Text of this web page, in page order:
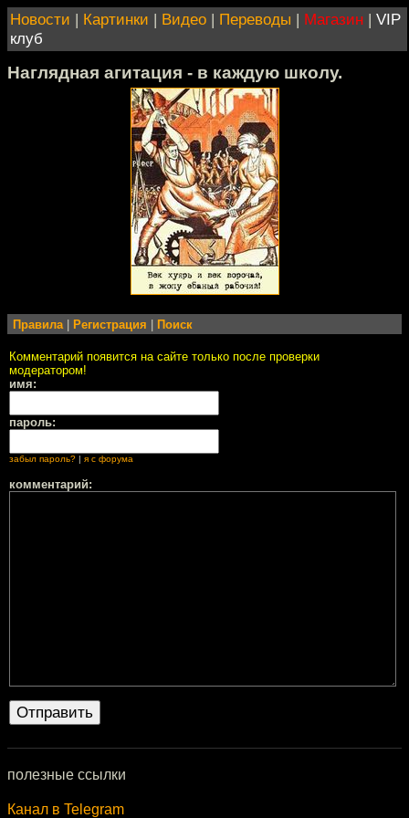
Новости | Картинки | Видео | Переводы | Магазин | VIP
клуб
Наглядная агитация - в каждую школу.
Правила Регистрация Поиск
Комментарий появится на сайте только после проверки
модератором!
имя:
пароль:
забыл пароль? | я с форума
комментарий:
полезные ссылки
Канал в Telegram